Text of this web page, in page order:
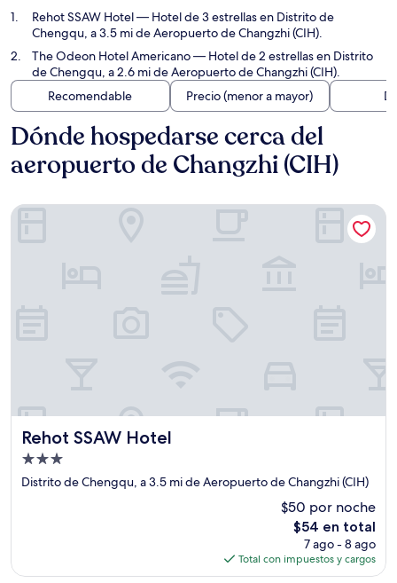
Rehot SSAW Hotel— Hotel de 3 estrellas en Distrito de
Chengqu, a 3.5 mi de Aeropuerto de Changzhi (CIH).
The Odeon Hotel Americano— Hotel de 2 estrellas en Distrito
de Chengqu, a 2.6 mi de Aeropuerto de Changzhi (CIH).
Recomendable
Precio (menor a mayor)
Dónde hospedarse cerca del
aeropuerto de Changzhi (CIH)
Rehot SSAW Hotel
Rehot SSAW Hotel
Propiedad
de
Distrito de Chengqu, a 3.5 mi de Aeropuerto de Changzhi (CIH)
$50 por noche
El
precio
actual
es
$54 en total
7 ago - 8 ago
Total con impuestos y cargos
Rehot SSAW Hotel